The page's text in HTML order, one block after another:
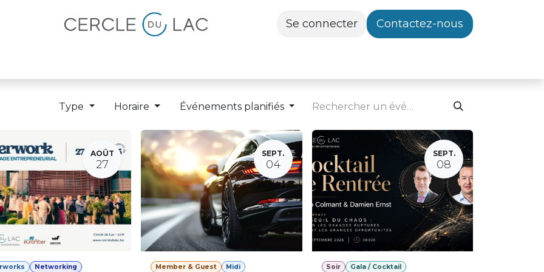
Se connecter Contactez-nous
Type Horaire Événements planifiés
AOÛT
27
Networking
SEPT.
04
Member & Guest
Midi
SEPT.
08
Soir Gala / Cocktail